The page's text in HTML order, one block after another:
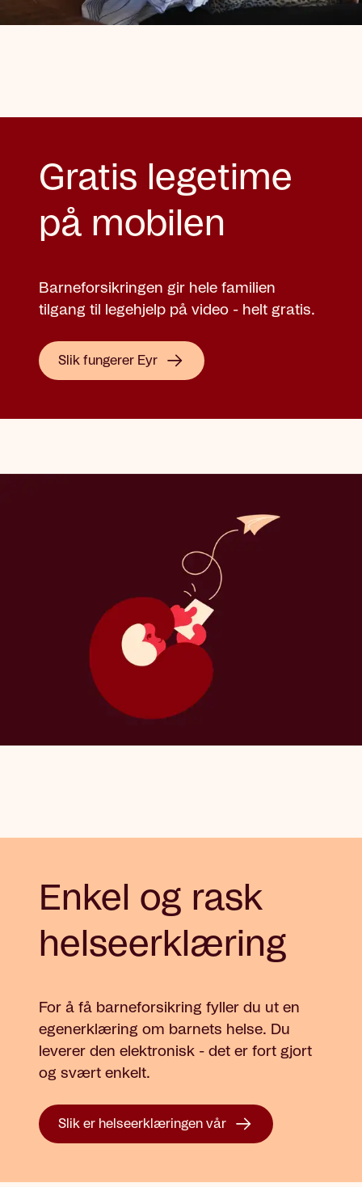
Gratis legetime
på mobilen
Barneforsikringen gir hele familien
tilgang til legehjelp på video - helt gratis.
Slik fungerer Eyr
Enkel og rask
helseerklæring
For å få barneforsikring fyller du ut en
egenerklæring om barnets helse. Du
leverer den elektronisk - det er fort gjort
og svært enkelt.
Slik er helseerklæringen vår